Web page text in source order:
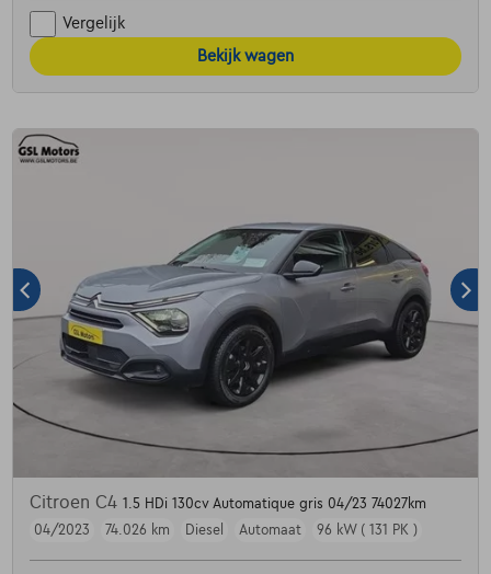
Vergelijk
Bekijk wagen
Citroen C4 1.5 HDi 130cv Automatique gris 04/23 74027km
04/2023
74.026 km Diesel Automaat 96 kW ( 131 PK )